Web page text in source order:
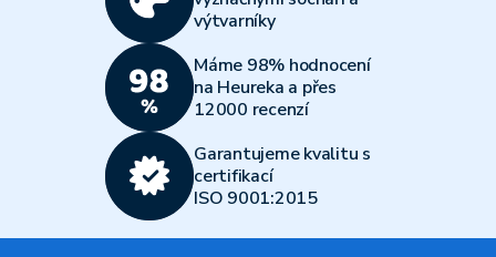
výtvarníky
Máme 98% hodnocení
na Heureka a přes
12000 recenzí
Garantujeme kvalitu s
certifikací
ISO 9001:2015